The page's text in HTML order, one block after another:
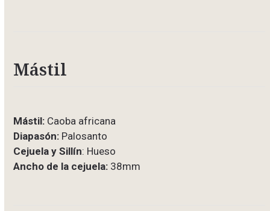
Mástil
Mástil: Caoba africana
Diapasón: Palosanto
Cejuela y Sillín: Hueso
Ancho de la cejuela: 38mm